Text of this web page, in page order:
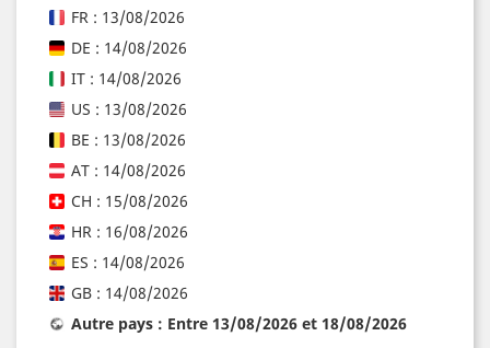
FR : 13/08/2026
DE : 14/08/2026
IT : 14/08/2026
US : 13/08/2026
BE : 13/08/2026
AT : 14/08/2026
CH : 15/08/2026
HR : 16/08/2026
ES : 14/08/2026
GB : 14/08/2026
Autre pays : Entre 13/08/2026 et 18/08/2026